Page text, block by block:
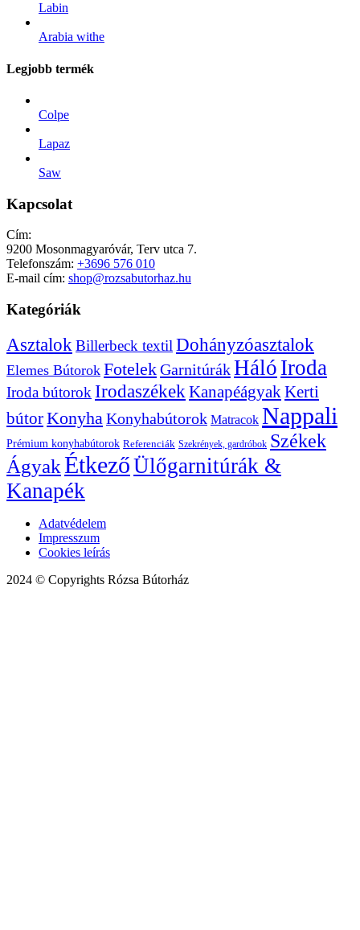
Labin
Arabia withe
Legjobb termék
Colpe
Lapaz
Saw
Kapcsolat
Cím:
9200 Mosonmagyaróvár, Terv utca 7.
Telefonszám: +3696 576 010
E-mail cím: shop@rozsabutorhaz.hu
Kategóriák
Asztalok Billerbeck textil Dohányzóasztalok
Elemes Bútorok FotelekGarnitúrákHáló Iroda
Iroda bútorok Irodaszékek Kanapéágyak Kerti
bútorKonyha Konyhabútorok Matracok Nappali
Prémium konyhabútorok Referenciák Szekrények, gardróbok Székek
ÁgyakÉtkezőÜlőgarnitúrák &
Kanapék
Adatvédelem
Impresszum
Cookies leírás
2024 © Copyrights Rózsa Bútorház